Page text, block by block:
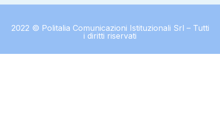
2022 © Politalia Comunicazioni Istituzionali Srl – Tutti
i diritti riservati